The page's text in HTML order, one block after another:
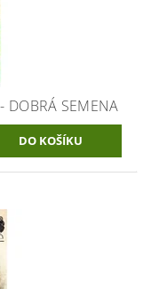
DOBRÁ SEMENA